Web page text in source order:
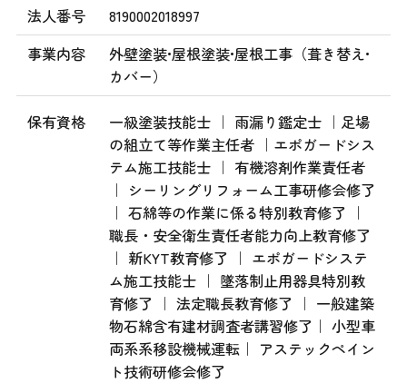
法人番号
8190002018997
事業内容
外壁塗装•屋根塗装•屋根工事（葺き替え•
カバー）
保有資格
一級塗装技能士 ｜ 雨漏り鑑定士 ｜足場
の組立て等作業主任者 ｜エポガードシス
テム施工技能士 ｜ 有機溶剤作業責任者
｜ シーリングリフォーム工事研修会修了
｜ 石綿等の作業に係る特別教育修了 ｜
職長・安全衛生責任者能力向上教育修了
｜ 新KYT教育修了 ｜ エポガードシステ
ム施工技能士 ｜ 墜落制止用器具特別教
育修了 ｜ 法定職長教育修了 ｜ 一般建築
物石綿含有建材調査者講習修了｜ 小型車
両系系移設機械運転｜ アステックペイン
ト技術研修会修了